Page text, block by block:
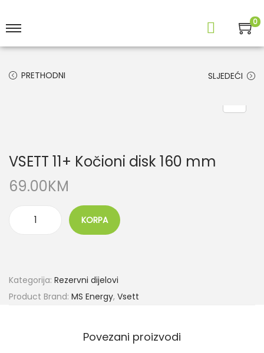
0
PRETHODNI SLJEDEĆI
VSETT 11+ Kočioni disk 160 mm
69.00KM
KORPA
Kategorija: Rezervni dijelovi
Product Brand: MS Energy, Vsett
Povezani proizvodi